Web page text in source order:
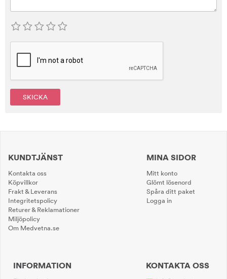
SKICKA
KUNDTJÄNST
Kontakta oss
Köpvillkor
Frakt & Leverans
Integritetspolicy
Returer & Reklamationer
Miljöpolicy
Om Medvetna.se
MINA SIDOR
Mitt konto
Glömt lösenord
Spåra ditt paket
Logga in
INFORMATION KONTAKTA OSS